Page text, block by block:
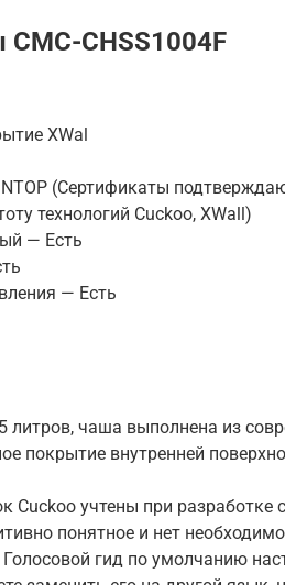
CHSS1004F
XWal
(Сертификаты
технологий Cuckoo, XWall)
— Есть
— Есть
литров, чаша выполнена из
покрытие внутренней
Cuckoo учтены при разработке
понятное и нет
гид по умолчанию